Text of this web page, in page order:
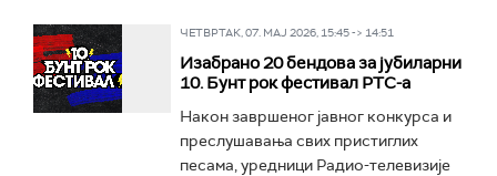
ЧЕТВРТАК, 07. МАЈ 2026, 15:45 -> 14:51
Изабрано 20 бендова за јубиларни
10. Бунт рок фестивал РТС-а
Након завршеног јавног конкурса и
преслушавања свих пристиглих
песама, уредници Радио-телевизије